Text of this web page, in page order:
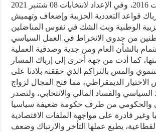
ما بعد انتخابات 2016، وفي الإعداد لانتخابات 08 شتنبر 2021
قواعد التعددية الحزبية وإضعاف وتهميش
الوطنية وبث الشك في نفوس المناضلين
من جدوى الانخراط في العمل السياسي
بالشأن العام ومن جدية وصدقية العملية
كما أدت من جهة أخرى إلى إرباك المسار
والمس بالتراكم الذي حققته بلادنا على
الديمقراطي، مما فتح المجال لزواج
السياسي والفساد المالي والانتخابي، ولتصدر
والحكومي من طرف حكومة ضعيفة سياسيا
وغير قادرة على مواجهة الملفات الاقتصادية
يطبع عملها التأخر والارتباك وضعف